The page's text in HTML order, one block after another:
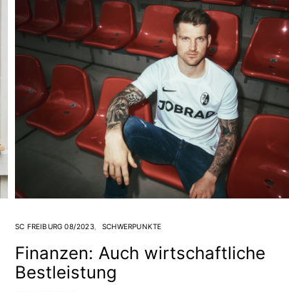
SC FREIBURG 08/2023 SCHWERPUNKTE
Finanzen: Auch wirtschaftliche
Bestleistung